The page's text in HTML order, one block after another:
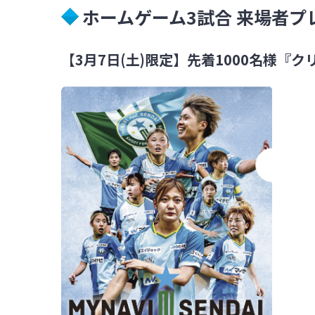
ホームゲーム3試合 来場者プ
【3月7日(土)限定】先着1000名様『ク